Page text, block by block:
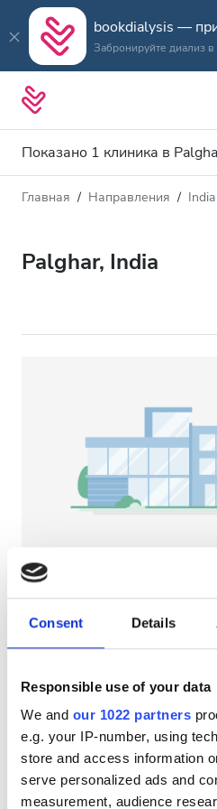
Consent Details
Responsible use of your data
We and our 1022 partners
e.g. your IP-number, using
store and access information
serve personalized ads and
measurement, audience
Забронируйте диализ
Показано 1 клиника в
Тип диализа
Все виды диализа
Пациенты с гепатитом B
Пациенты с гепатитом
Напитки
Бесплатный Wi-Fi
Телевизоры
Бесплатный трансфер
Расстояние
Главная Направления India
Palghar, India
NephroPlus at Vasai
Palghar, India
36.22 км от центра города
Напитки Бесплатный Wi-Fi
Диализ HD €79
Диализ HDF €89